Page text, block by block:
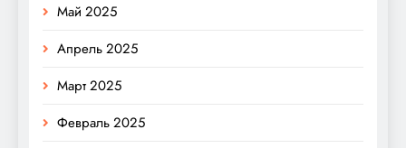
Май 2025
Апрель 2025
Март 2025
Февраль 2025